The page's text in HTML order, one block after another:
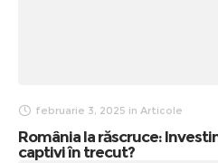
februarie 3, 2025 in Articole
România la răscruce:
captivi în trecut?